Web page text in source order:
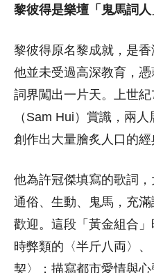
黎彼得是樂壇「鬼馬詞
黎彼得原名黎成就，是香
他並未受過高深教育，
詞界闖出一片天。上世
（Sam Hui）賞識，兩
創作出大量膾炙人口的經
他為許冠傑填寫的歌詞
通俗、生動、鬼馬，充
歡迎。這段「黃金組合
時弊類的〈半斤八両〉
契〉；描寫都市愛情與